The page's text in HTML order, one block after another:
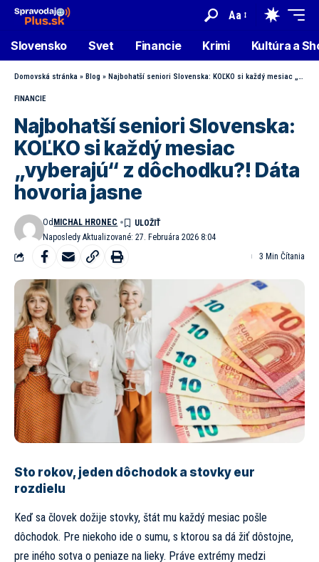
Aa
Slovensko Svet Financie Krimi Kultúra a
Domovská stránka » Blog » Najbohatší seniori Slovenska: KOĽKO si každý mesiac „vyberajú“ z dôchodku?! Dáta hovoria jasne
FINANCIE
Najbohatší seniori Slovenska:
KOĽKO si každý mesiac
„vyberajú“ z dôchodku?! Dáta
hovoria jasne
Naposledy Aktualizované: 27. Februára 2026 8:04
Od MICHAL HRONEC
3 Min Čítania
Sto rokov, jeden dôchodok a stovky eur
rozdielu
Keď sa človek dožije stovky, štát mu každý mesiac pošle
dôchodok. Pre niekoho ide o sumu, s ktorou sa dá žiť dôstojne,
pre iného sotva o peniaze na lieky. Práve extrémy medzi